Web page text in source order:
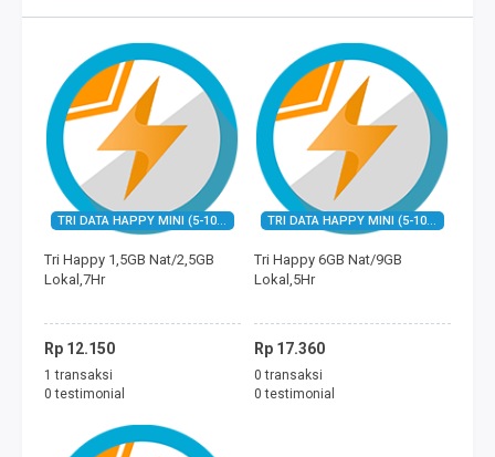
SMART DATA
TELKOMSEL ZONA
TELKOMSEL COMBO
WIFI ID
FREEDOM MINI
TAGIHAN
PERMAINAN
MOBILE LEGENDS
TRI DATA HAPPY MINI (5-10Hari)
Tri Happy 1,5GB Nat/2,5GB
Lokal,7Hr
Rp 12.150
1 transaksi
0 testimonial
TRI DATA HAPPY MINI (5-10Hari)
Tri Happy 6GB Nat/9GB
Lokal,5Hr
Rp 17.360
0 transaksi
0 testimonial